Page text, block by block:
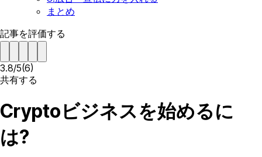
まとめ
記事を評価する
3.8/5(6)
共有する
Cryptoビジネスを始めるに
は?